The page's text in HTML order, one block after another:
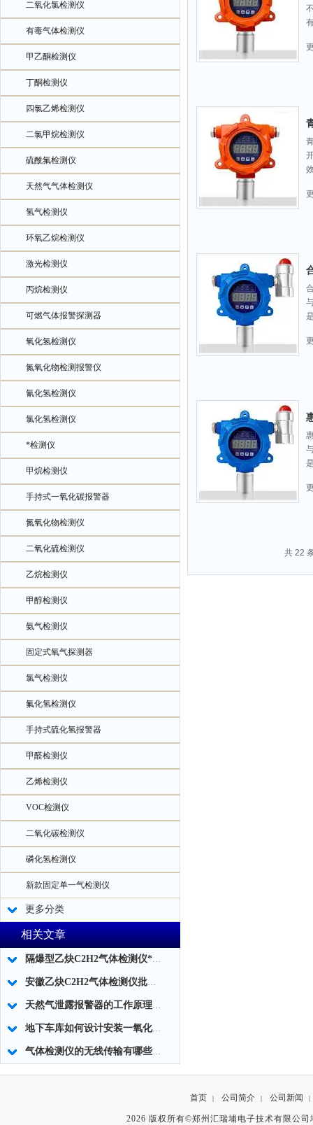
二氧化氯检测仪
有毒气体检测仪
甲乙酮检测仪
丁酮检测仪
四氯乙烯检测仪
二氯甲烷检测仪
硫酰氟检测仪
天然气气体检测仪
氢气检测仪
环氧乙烷检测仪
激光检测仪
丙烷检测仪
可燃气体报警探测器
氧化氢检测仪
氮氧化物检测报警仪
氰化氢检测仪
氯化氢检测仪
*检测仪
甲烷检测仪
手持式一氧化碳报警器
氮氧化物检测仪
二氧化硫检测仪
乙烷检测仪
甲醇检测仪
氨气检测仪
固定式氧气探测器
氯气检测仪
氟化氢检测仪
手持式硫化氢报警器
甲醛检测仪
乙烯检测仪
VOC检测仪
二氧化碳检测仪
磷化氢检测仪
新款固定单一气检测仪
更多分类
相关文章
隔爆型乙炔C2H2气体检测仪*批发
安徽乙炔C2H2气体检测仪批发代理
天然气泄露报警器的工作原理详细分析
地下车库如何设计安装一氧化碳检测仪
气体检测仪的无线传输有哪些特点?
共 22
首页 | 公司简介 | 公司新闻 |
2026 版权所有©郑州汇瑞埔电子技术有限公